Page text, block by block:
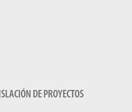
DE PROYECTOS